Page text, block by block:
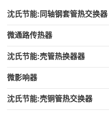
沈氏节能:同轴钢套管热交换器
微通路传热器
沈氏节能:壳管热换器器
微影响器
沈氏节能:壳铜管热交换器